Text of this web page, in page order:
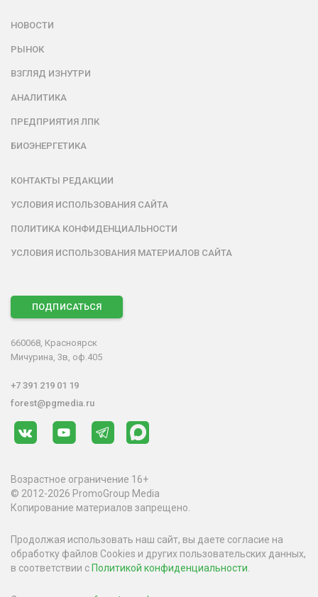
НОВОСТИ
РЫНОК
ВЗГЛЯД ИЗНУТРИ
АНАЛИТИКА
ПРЕДПРИЯТИЯ ЛПК
БИОЭНЕРГЕТИКА
КОНТАКТЫ РЕДАКЦИИ
УСЛОВИЯ ИСПОЛЬЗОВАНИЯ САЙТА
ПОЛИТИКА КОНФИДЕНЦИАЛЬНОСТИ
УСЛОВИЯ ИСПОЛЬЗОВАНИЯ МАТЕРИАЛОВ САЙТА
ПОДПИСАТЬСЯ
660068, Красноярск
Мичурина, 3в, оф.405
+7 391 219 01 19
forest@pgmedia.ru
Возрастное ограничение 16+
© 2012-2026 PromoGroup Media
Копирование материалов запрещено.
Продолжая использовать наш сайт, вы даете согласие на
обработку файлов Cookies и других пользовательских данных,
в соответствии с Политикой конфиденциальности